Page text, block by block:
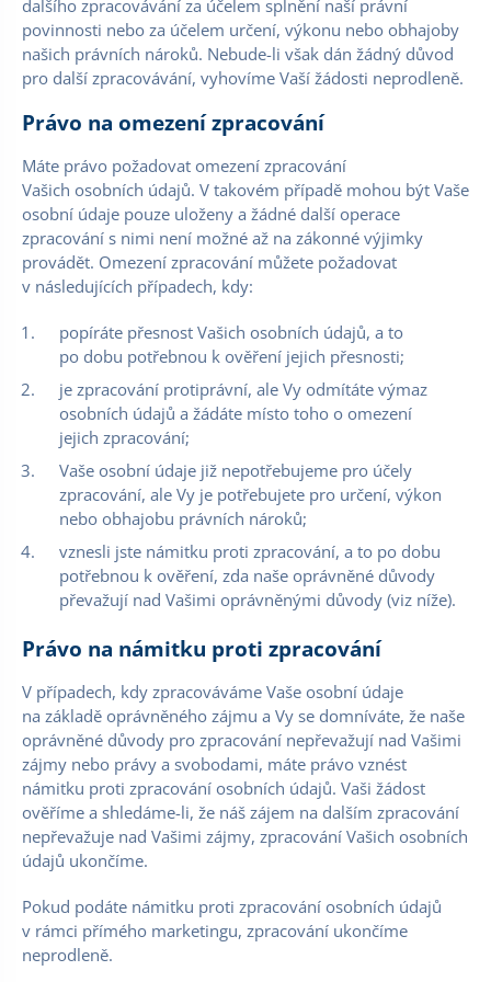
dalšího zpracovávání za účelem splnění naší právní
povinnosti nebo za účelem určení, výkonu nebo obhajoby
našich právních nároků. Nebude-li však dán žádný důvod
pro další zpracovávání, vyhovíme Vaší žádosti neprodleně.
Právo na omezení zpracování
Máte právo požadovat omezení zpracování
Vašich osobních údajů. V takovém případě mohou být Vaše
osobní údaje pouze uloženy a žádné další operace
zpracování s nimi není možné až na zákonné výjimky
provádět. Omezení zpracování můžete požadovat
v následujících případech, kdy:
popíráte přesnost Vašich osobních údajů, a to
po dobu potřebnou k ověření jejich přesnosti;
je zpracování protiprávní, ale Vy odmítáte výmaz
osobních údajů a žádáte místo toho o omezení
jejich zpracování;
Vaše osobní údaje již nepotřebujeme pro účely
zpracování, ale Vy je potřebujete pro určení, výkon
nebo obhajobu právních nároků;
vznesli jste námitku proti zpracování, a to po dobu
potřebnou k ověření, zda naše oprávněné důvody
převažují nad Vašimi oprávněnými důvody (viz níže).
Právo na námitku proti zpracování
V případech, kdy zpracováváme Vaše osobní údaje
na základě oprávněného zájmu a Vy se domníváte, že naše
oprávněné důvody pro zpracování nepřevažují nad Vašimi
zájmy nebo právy a svobodami, máte právo vznést
námitku proti zpracování osobních údajů. Vaši žádost
ověříme a shledáme-li, že náš zájem na dalším zpracování
nepřevažuje nad Vašimi zájmy, zpracování Vašich osobních
údajů ukončíme.
Pokud podáte námitku proti zpracování osobních údajů
v rámci přímého marketingu, zpracování ukončíme
neprodleně.